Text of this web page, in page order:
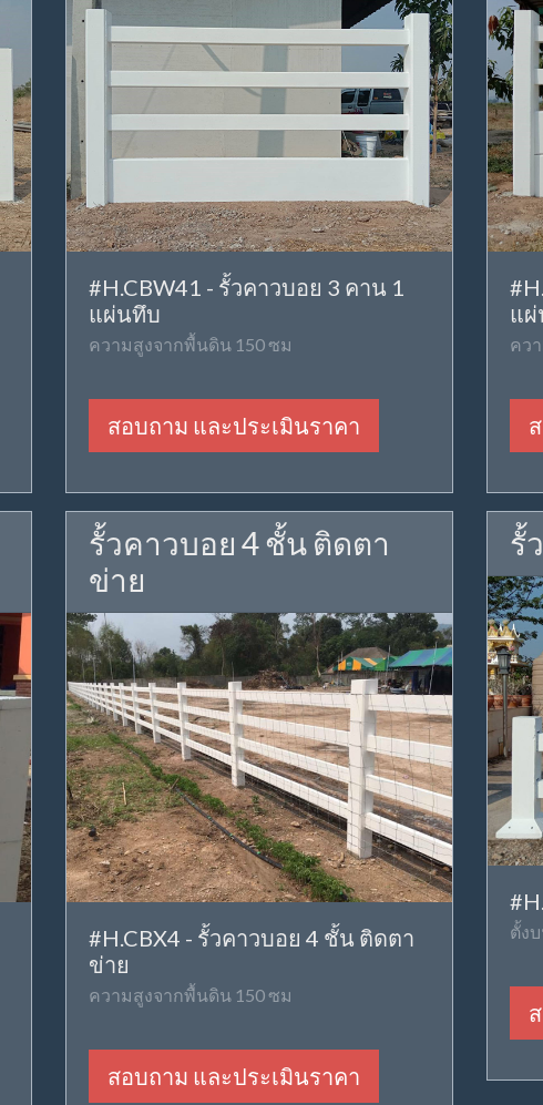
#H.CBW41 - รั้วคาวบอย 3 คาน 1
แผ่นทึบ
ความสูงจากพื้นดิน 150 ซม
สอบถาม และประเมินราคา
แ
คว
รั้วคาวบอย 4 ชั้น ติดตา
ข่าย
#H.CBX4 - รั้วคาวบอย 4 ชั้น ติดตา
ข่าย
ความสูงจากพื้นดิน 150 ซม
สอบถาม และประเมินราคา
รั้
ตั้ง